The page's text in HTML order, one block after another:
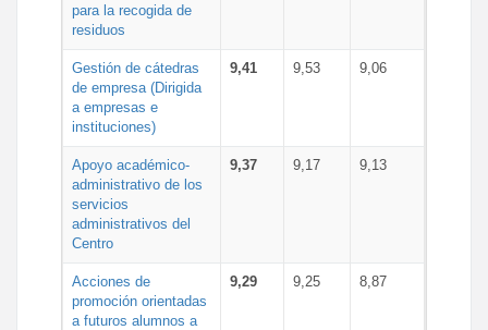
para la recogida de
residuos
Gestión de cátedras
de empresa (Dirigida
a empresas e
instituciones)
9,41 9,53 9,06
Apoyo académico-
administrativo de los
servicios
administrativos del
Centro
9,37 9,17 9,13
Acciones de
promoción orientadas
a futuros alumnos a
9,29 9,25 8,87